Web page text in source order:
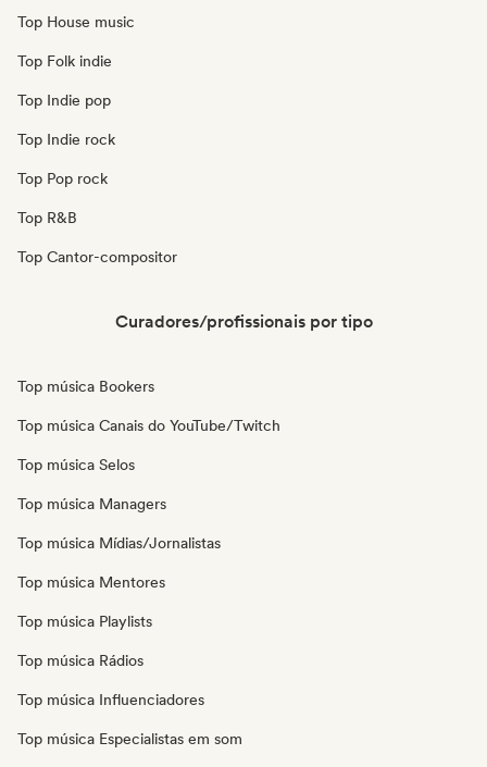
Top House music
Top Folk indie
Top Indie pop
Top Indie rock
Top Pop rock
Top R&B
Top Cantor-compositor
Curadores/profissionais por tipo
Top música Bookers
Top música Canais do YouTube/Twitch
Top música Selos
Top música Managers
Top música Mídias/Jornalistas
Top música Mentores
Top música Playlists
Top música Rádios
Top música Influenciadores
Top música Especialistas em som